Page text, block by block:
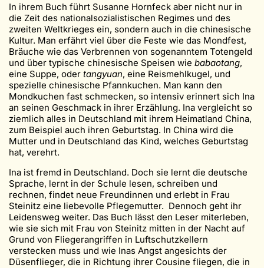
In ihrem Buch führt Susanne Hornfeck aber nicht nur in
die Zeit des nationalsozialistischen Regimes und des
zweiten Weltkrieges ein, sondern auch in die chinesische
Kultur. Man erfährt viel über die Feste wie das Mondfest,
Bräuche wie das Verbrennen von sogenanntem Totengeld
und über typische chinesische Speisen wie babaotang,
eine Suppe, oder tangyuan, eine Reismehlkugel, und
spezielle chinesische Pfannkuchen. Man kann den
Mondkuchen fast schmecken, so intensiv erinnert sich Ina
an seinen Geschmack in ihrer Erzählung. Ina vergleicht so
ziemlich alles in Deutschland mit ihrem Heimatland China,
zum Beispiel auch ihren Geburtstag. In China wird die
Mutter und in Deutschland das Kind, welches Geburtstag
hat, verehrt.
Ina ist fremd in Deutschland. Doch sie lernt die deutsche
Sprache, lernt in der Schule lesen, schreiben und
rechnen, findet neue Freundinnen und erlebt in Frau
Steinitz eine liebevolle Pflegemutter. Dennoch geht ihr
Leidensweg weiter. Das Buch lässt den Leser miterleben,
wie sie sich mit Frau von Steinitz mitten in der Nacht auf
Grund von Fliegerangriffen in Luftschutzkellern
verstecken muss und wie Inas Angst angesichts der
Düsenflieger, die in Richtung ihrer Cousine fliegen, die in